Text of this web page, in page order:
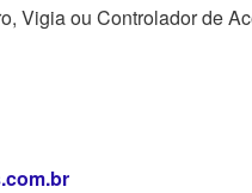
Vigia ou Controlador de